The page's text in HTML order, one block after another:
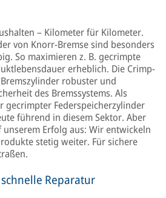
– Kilometer für Kilometer.
von Knorr-Bremse sind besonders
So maximieren z. B. gecrimpte
erheblich. Die Crimp-
robuster und
des Bremssystems. Als
gecrimpter Federspeicherzylinder
führend in diesem Sektor. Aber
Erfolg aus: Wir entwickeln
stetig weiter. Für sichere
Reparatur